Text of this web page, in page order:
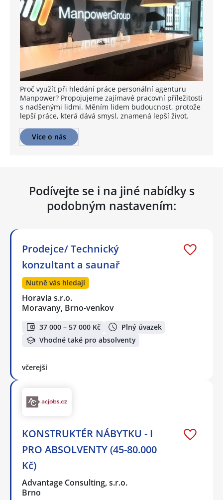
Proč využít při hledání práce personální agenturu
Manpower? Propojujeme zajímavé pracovní příležitosti
s nadšenými lidmi. Měním lidem budoucnost, protože
lepší práce, která dává smysl, znamená lepší život.
Více o nás
Podívejte se i na jiné nabídky s
podobným nastavením:
Prodejce/ Technický
konzultant a saunař
Nutně vás hledají
Horavia s.r.o.
Moravany, Brno-venkov
37 000 – 57 000 Kč
Plný úvazek
Vhodné také pro absolventy
včerejší
KONSTRUKTÉR NÁBYTKU - I
PRO ABSOLVENTY (45-80.000
Kč)
Advantage Consulting, s.r.o.
Brno